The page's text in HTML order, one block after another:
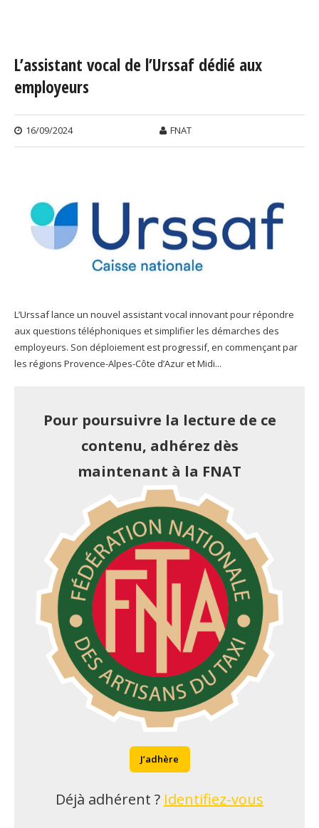
L’assistant vocal de l’Urssaf dédié aux
employeurs
16/09/2024 FNAT
L’Urssaf lance un nouvel assistant vocal innovant pour répondre
aux questions téléphoniques et simplifier les démarches des
employeurs. Son déploiement est progressif, en commençant par
les régions Provence-Alpes-Côte d’Azur et Midi...
Pour poursuivre la lecture de ce
contenu, adhérez dès
maintenant à la FNAT
J’adhère
Déjà adhérent ? Identifiez-vous